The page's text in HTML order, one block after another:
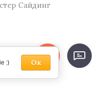
Сайдинг
Megagroup.ru
:) Ок